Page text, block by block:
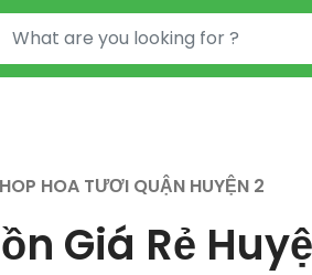
for:
HOA TƯƠI QUẬN HUYỆN 2
Giá Rẻ